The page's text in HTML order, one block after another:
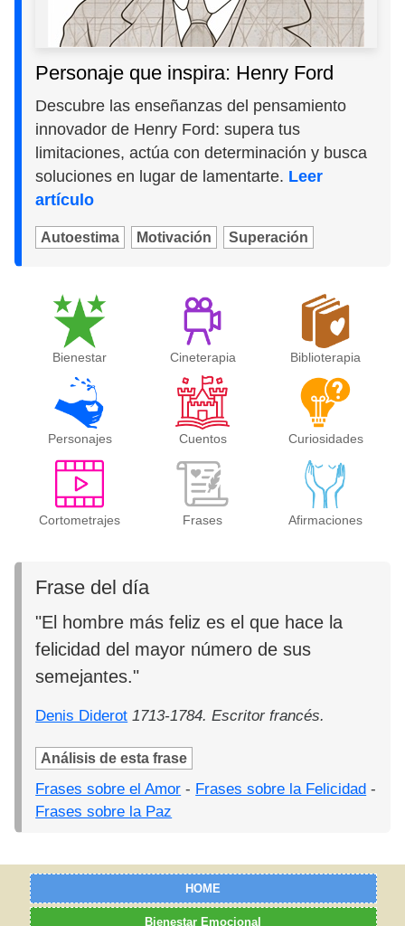
Personaje que inspira: Henry Ford
Descubre las enseñanzas del pensamiento
innovador de Henry Ford: supera tus
limitaciones, actúa con determinación y busca
soluciones en lugar de lamentarte. Leer
artículo
Autoestima Motivación Superación
Bienestar Cineterapia Biblioterapia
Personajes Cuentos Curiosidades
Cortometrajes Frases Afirmaciones
Frase del día
"El hombre más feliz es el que hace la
felicidad del mayor número de sus
semejantes."
Denis Diderot 1713-1784. Escritor francés.
Análisis de esta frase
Frases sobre el Amor - Frases sobre la Felicidad -
Frases sobre la Paz
HOME
Bienestar Emocional